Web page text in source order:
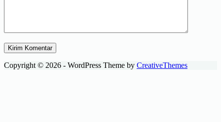
Kirim Komentar
Copyright © 2026 - WordPress Theme by CreativeThemes